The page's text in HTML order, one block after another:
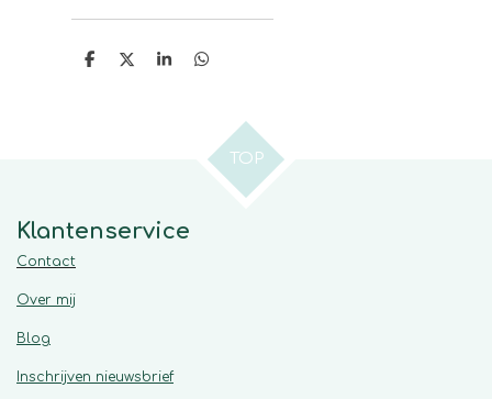
D
D
S
D
TOP
Klantenservice
Contact
Over mij
Blog
Inschrijven nieuwsbrief